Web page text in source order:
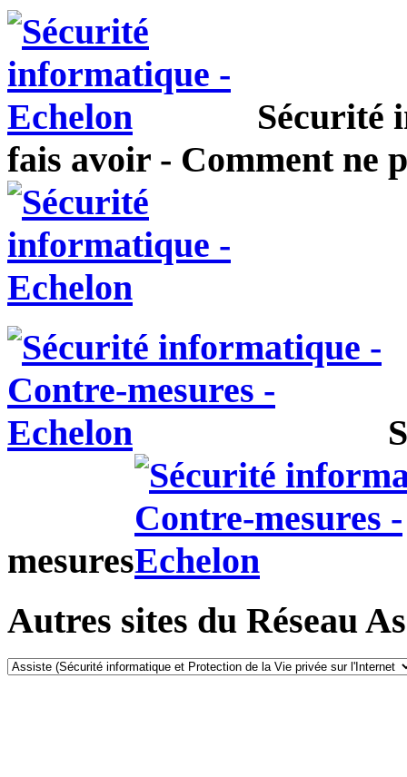
Sécurité
fais avoir - Comment ne
mesures
Autres sites du Réseau